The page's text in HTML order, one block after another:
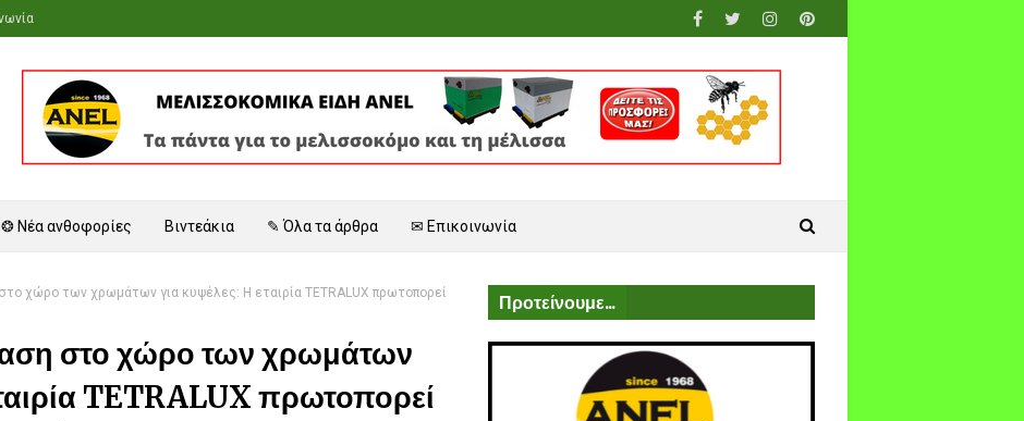
❂ Νέα ανθοφορίες Βιντεάκια ✎ Όλα τα άρθρα ✉ Επικοινωνία
χώρο των χρωμάτων για κυψέλες: Η εταιρία TETRALUX πρωτοπορεί
στο χώρο των χρωμάτων
TETRALUX πρωτοπορεί
Προτείνουμε...